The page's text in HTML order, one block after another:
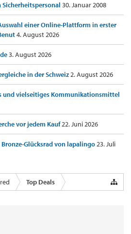
30. Januar 2008
einer Online-Plattform in erster
4. August 2026
3. August 2026
in der Schweiz2. August 2026
und vielseitiges Kommunikationsmittel
vor jedem Kauf22. Juni 2026
Glücksrad von lapalingo23. Juli
Top Deals